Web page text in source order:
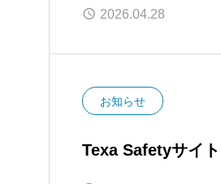
2026.04.28
お知らせ
Texa Safetyサイ